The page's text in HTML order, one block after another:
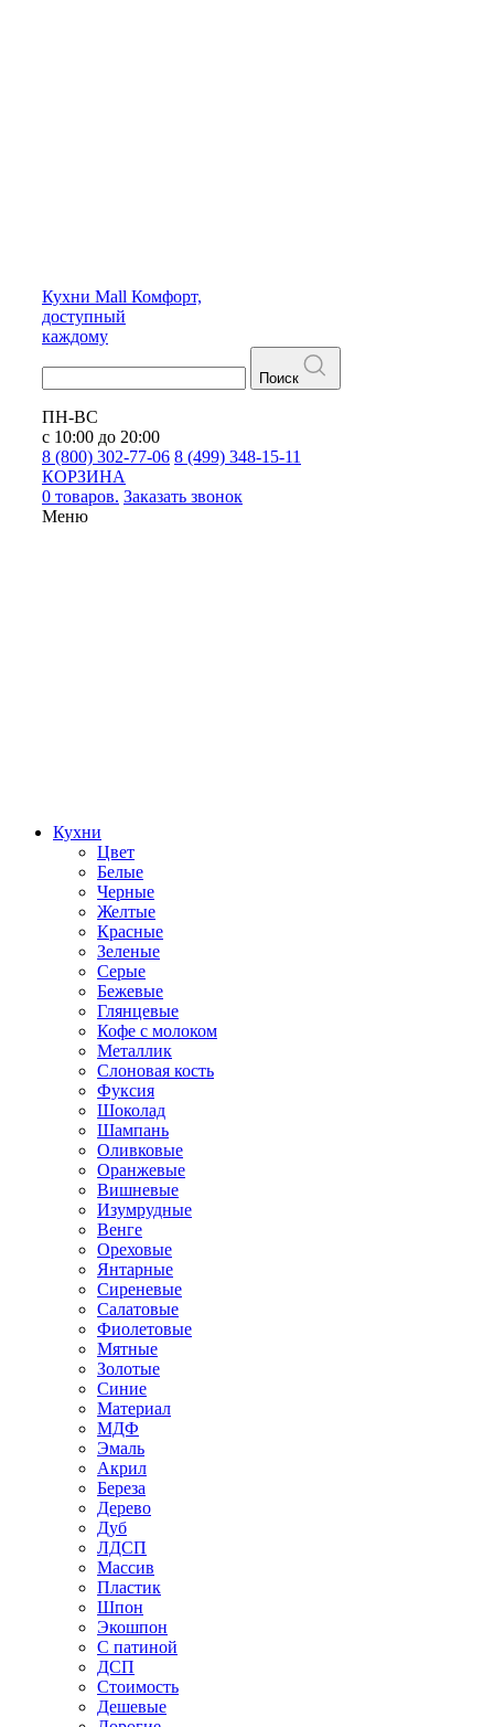
Кухни Mall Комфорт,
доступный
каждому
Поиск
ПН-ВС
с 10:00 до 20:00
8 (800) 302-77-06 8 (499) 348-15-11
КОРЗИНА
0 товаров. Заказать звонок
Меню
Кухни
Цвет
Белые
Черные
Желтые
Красные
Зеленые
Серые
Бежевые
Глянцевые
Кофе с молоком
Металлик
Слоновая кость
Фуксия
Шоколад
Шампань
Оливковые
Оранжевые
Вишневые
Изумрудные
Венге
Ореховые
Янтарные
Сиреневые
Салатовые
Фиолетовые
Мятные
Золотые
Синие
Материал
МДФ
Эмаль
Акрил
Береза
Дерево
Дуб
ЛДСП
Массив
Пластик
Шпон
Экошпон
С патиной
ДСП
Стоимость
Дешевые